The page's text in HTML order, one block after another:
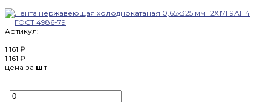
Артикул:
1 161 ₽
1 161 ₽
цена за шт
-